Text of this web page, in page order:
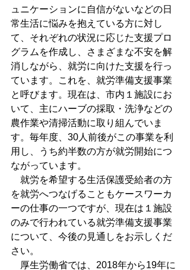
ュニケーションに自信がないなどの日
常生活に悩みを抱えている方に対し
て、それぞれの状況に応じた支援プロ
グラムを作成し、さまざまな不安を解
消しながら、就労に向けた支援を行っ
ています。これを、就労準備支援事業
と呼びます。現在は、市内１施設にお
いて、主にハーブの採取・洗浄などの
農作業や清掃活動に取り組んでいま
す。毎年度、30人前後がこの事業を利
用し、うち約半数の方が就労開始につ
ながっています。
就労を希望する生活保護受給者の方
を就労へつなげることもケースワーカ
ーの仕事の一つですが、現在は１施設
のみで行われている就労準備支援事業
について、今後の見通しをお示しくだ
さい。
厚生労働省では、2018年から19年に